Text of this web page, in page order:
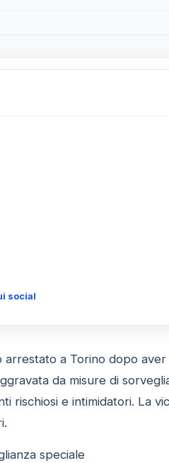
social
a Torino dopo
da misure di
rischiosi e intimidatori. La
speciale